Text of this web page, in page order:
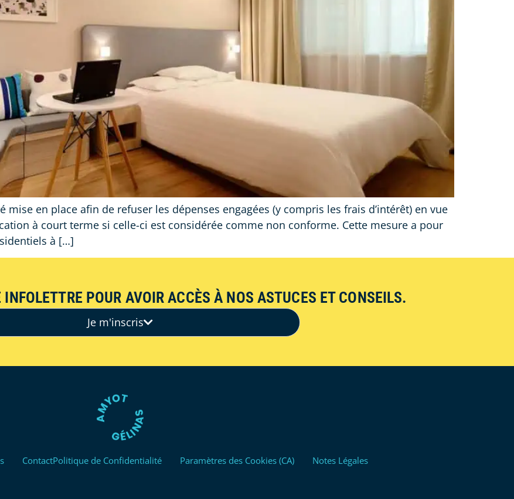
mise en place afin de refuser les dépenses engagées (y compris les frais d’intérêt) en vue
à court terme si celle-ci est considérée comme non conforme. Cette mesure a pour
à […]
POUR AVOIR ACCÈS À NOS ASTUCES ET CONSEILS.
Je m'inscris
ContactPolitique de Confidentialité Paramètres des Cookies (CA) Notes Légales